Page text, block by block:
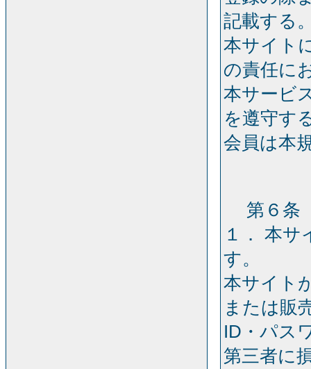
記載する
本サイト
の責任に
本サービ
を遵守す
会員は本
第６条
１． 本サ
す。
本サイト
または販
ID・パス
第三者に